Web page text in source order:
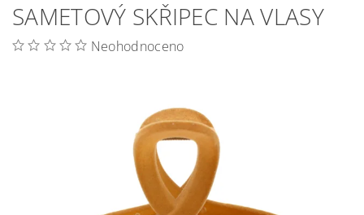
SAMETOVÝ SKŘIPEC NA VLASY
Neohodnoceno